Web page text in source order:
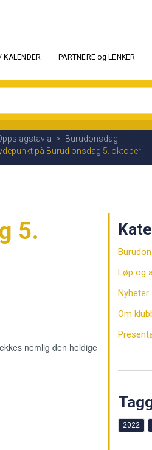
KALENDER
PARTNERE og LENKER
> Burudonsdag
på Burud onsdag 5. oktober
5.
nemlig den heldige
Løp og
Nyheter
Om
2022